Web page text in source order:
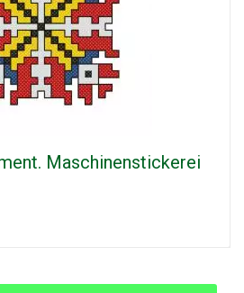
Maschinenstickerei